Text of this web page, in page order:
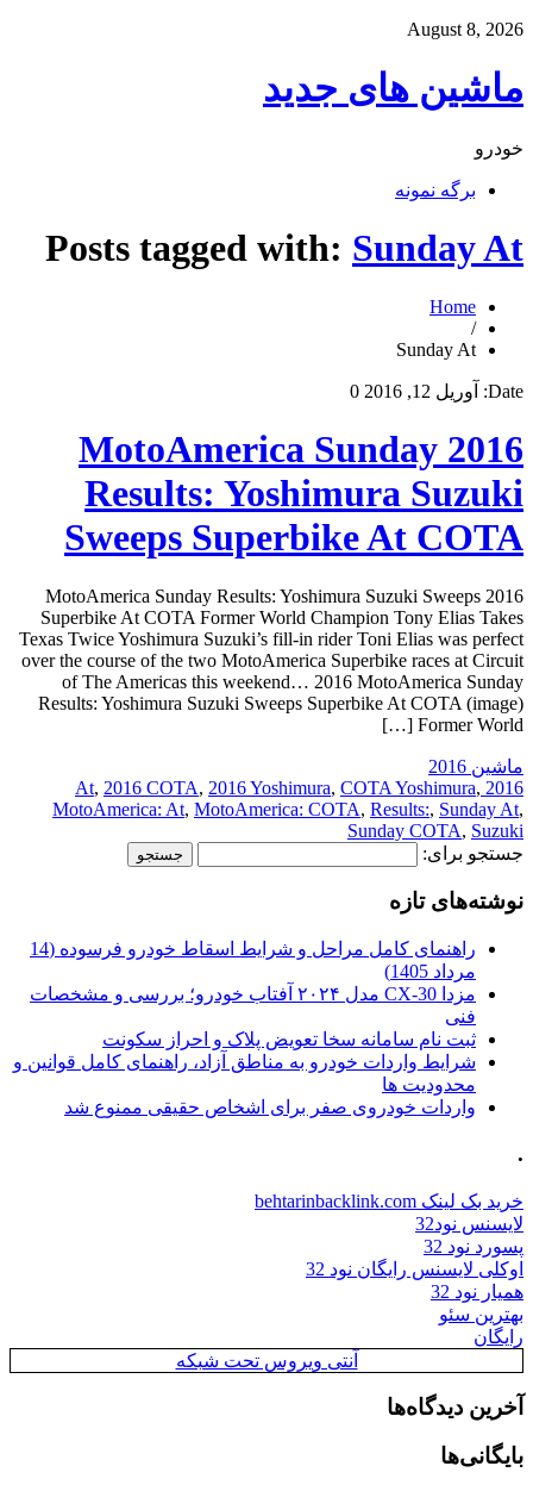
August 8, 2026
ماشین های جدید
خودرو
برگه نمونه
Posts tagged with: Sunday At
Home
/
Sunday At
Date: آوریل 12, 2016 0
2016 MotoAmerica Sunday
Results: Yoshimura Suzuki
Sweeps Superbike At COTA
2016 MotoAmerica Sunday Results: Yoshimura Suzuki Sweeps
Superbike At COTA Former World Champion Tony Elias Takes
Texas Twice Yoshimura Suzuki’s fill-in rider Toni Elias was perfect
over the course of the two MotoAmerica Superbike races at Circuit
of The Americas this weekend… 2016 MotoAmerica Sunday
Results: Yoshimura Suzuki Sweeps Superbike At COTA (image)
Former World […]
ماشین 2016
2016 At
, 2016 COTA, 2016 Yoshimura, COTA Yoshimura,
MotoAmerica: At, MotoAmerica: COTA, Results:, Sunday At,
Sunday COTA, Suzuki
جستجو برای:
نوشته‌های تازه
راهنمای کامل مراحل و شرایط اسقاط خودرو فرسوده (14
مرداد 1405)
مزدا CX-30 مدل ۲۰۲۴ آفتاب خودرو؛ بررسی و مشخصات
فنی
ثبت نام سامانه سخا تعویض پلاک و احراز سکونت
شرایط واردات خودرو به مناطق آزاد، راهنمای کامل قوانین و
محدودیت ها
واردات خودروی صفر برای اشخاص حقیقی ممنوع شد
.
خرید بک لینک behtarinbacklink.com
لایسنس نود32
پسورد نود 32
اوکلی لایسنس رایگان نود 32
همیار نود 32
بهترین سئو
رایگان
آنتی ویروس تحت شبکه
آخرین دیدگاه‌ها
بایگانی‌ها